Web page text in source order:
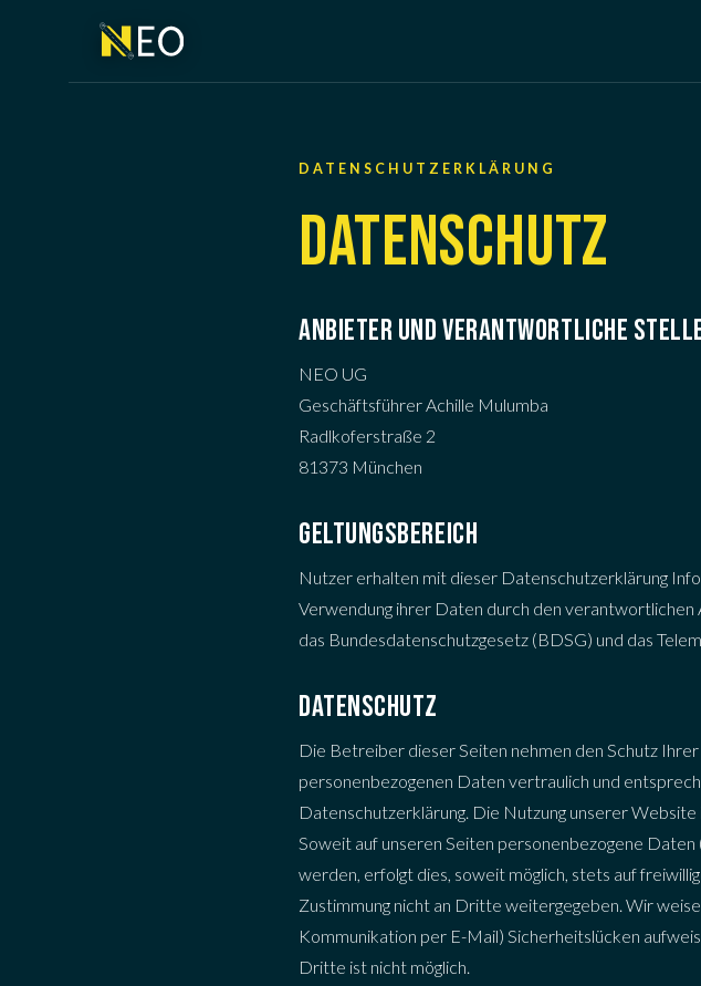
DATENSCHUTZERKLÄRUNG
DATENSCHUTZ
ANBIETER UND VERANTWORTLICHE
NEO UG
Geschäftsführer Achille Mulumba
Radlkoferstraße 2
81373 München
GELTUNGSBEREICH
Nutzer erhalten mit dieser Datenschutzerklärung
Verwendung ihrer Daten durch den
das Bundesdatenschutzgesetz (BDSG) und das
DATENSCHUTZ
Die Betreiber dieser Seiten nehmen den Schutz
personenbezogenen Daten vertraulich und
Datenschutzerklärung. Die Nutzung unserer
Soweit auf unseren Seiten personenbezogene
werden, erfolgt dies, soweit möglich, stets auf
Zustimmung nicht an Dritte weitergegeben. Wir
Kommunikation per E-Mail) Sicherheitslücken
Dritte ist nicht möglich.